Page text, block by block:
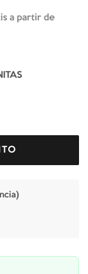
a partir de